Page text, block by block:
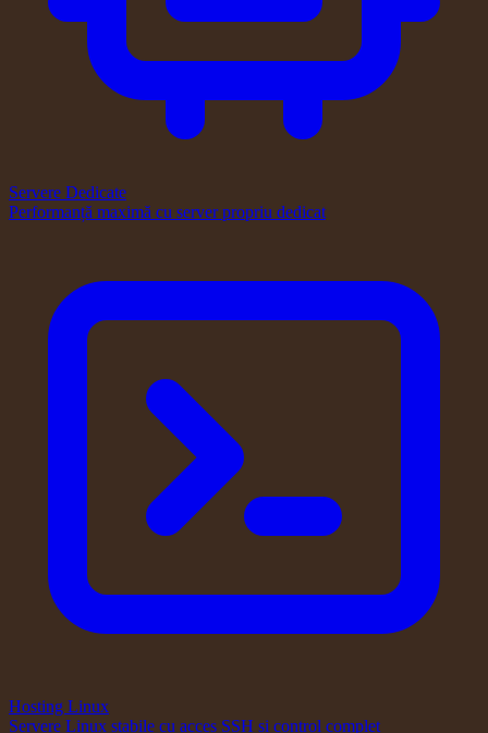
Servere Dedicate
Performanță maximă cu server propriu dedicat
Hosting Linux
Servere Linux stabile cu acces SSH și control complet